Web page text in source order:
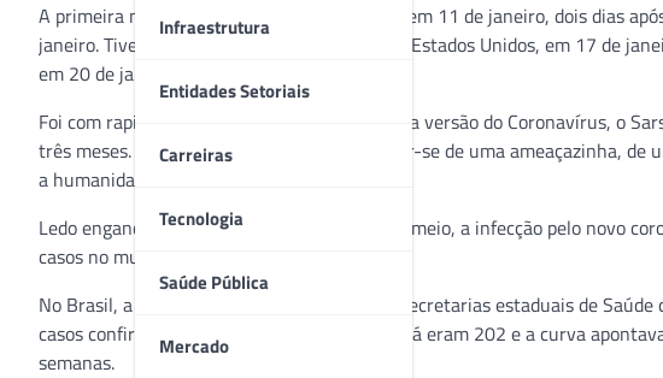
Infraestrutura
Entidades Setoriais
Carreiras
Tecnologia
Saúde Pública
Mercado
A primeira morte por Covid-19 foi registrada em 11 de janeiro, dois dias
janeiro. Tivemos logo a primeira paciente nos Estados Unidos, em 17 de
em 20 de janeiro.
Foi com rapidez e sem pedir licença que a nova versão do Coronavírus, o
três meses. No início, muitos pensavam tratar-se de uma ameaçazinha, de
a humanidade.
Ledo engano. Em pouco mais de dois meses e meio, a infecção pelo novo
casos no mundo, com cerca de 50 mil óbitos.
No Brasil, a situação segue preocupante. As secretarias estaduais de
casos confirmados do Sars-Cov-2. As mortes já eram 202 e a curva
semanas.